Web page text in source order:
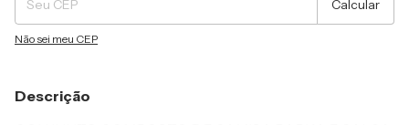
Calcular
Não sei meu CEP
Descrição